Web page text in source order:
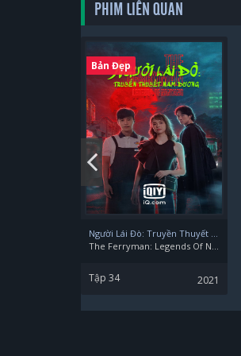
PHIM LIÊN QUAN
Bản Đẹp
Người Lái Đò: Truyền Thuyết Nam Dương
The Ferryman: Legends Of Nanyang
Tập 34 2021